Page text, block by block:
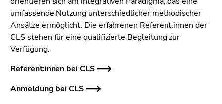
umfassende Nutzung unterschiedlicher methodischer
Ansätze ermöglicht. Die erfahrenen Referent:innen der
CLS stehen für eine qualifizierte Begleitung zur
Verfügung.
Referent:innen bei CLS
Anmeldung bei CLS